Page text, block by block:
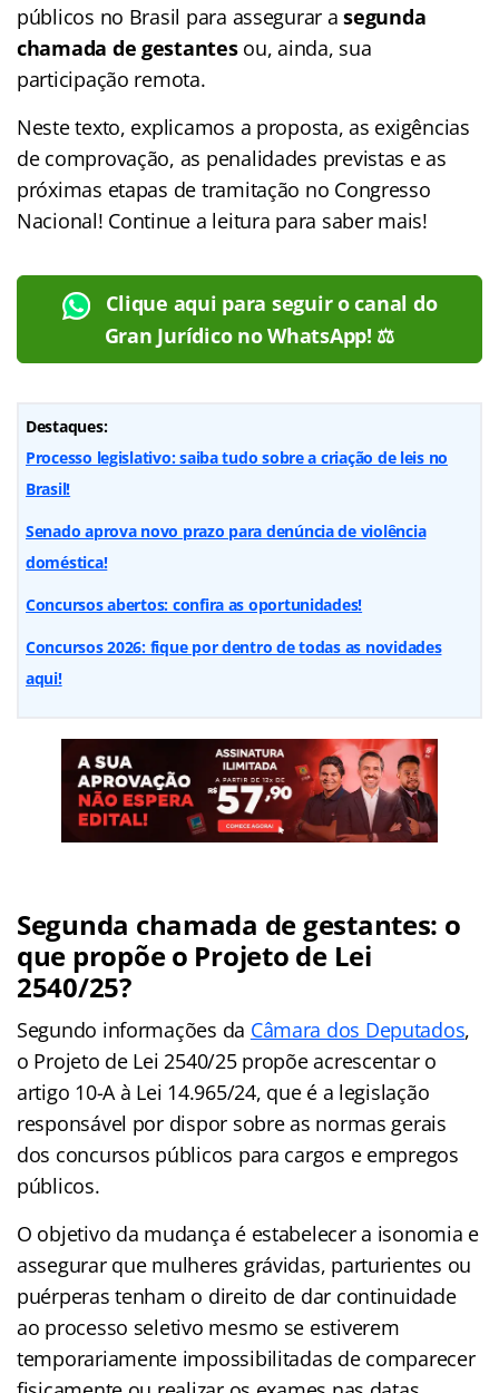
públicos no Brasil para assegurar asegunda
chamada de gestantesou, ainda, sua
participação remota.
Neste texto, explicamos a proposta, as exigências
de comprovação, as penalidades previstas e as
próximas etapas de tramitação no Congresso
Nacional! Continue a leitura para saber mais!
Clique aqui para seguir o canal do
Gran Jurídico no WhatsApp! ⚖️
Destaques:
Processo legislativo: saiba tudo sobre a criação de leis no
Brasil!
Senado aprova novo prazo para denúncia de violência
doméstica!
Concursos abertos: confira as oportunidades!
Concursos 2026: fique por dentro de todas as novidades
aqui!
Segunda chamada de gestantes: o
que propõe o Projeto de Lei
2540/25?
Segundo informações da Câmara dos Deputados,
o Projeto de Lei 2540/25 propõe acrescentar o
artigo 10-A à Lei 14.965/24, que é a legislação
responsável por dispor sobre as normas gerais
dos concursos públicos para cargos e empregos
públicos.
O objetivo da mudança é estabelecer a isonomia e
assegurar que mulheres grávidas, parturientes ou
puérperas tenham o direito de dar continuidade
ao processo seletivo mesmo se estiverem
temporariamente impossibilitadas de comparecer